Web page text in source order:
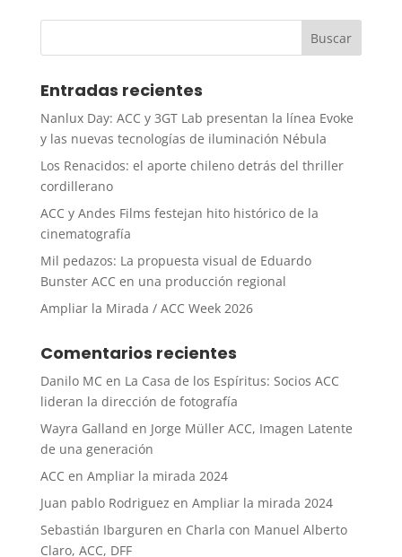
Entradas recientes
Nanlux Day: ACC y 3GT Lab presentan la línea Evoke
y las nuevas tecnologías de iluminación Nébula
Los Renacidos: el aporte chileno detrás del thriller
cordillerano
ACC y Andes Films festejan hito histórico de la
cinematografía
Mil pedazos: La propuesta visual de Eduardo
Bunster ACC en una producción regional
Ampliar la Mirada / ACC Week 2026
Comentarios recientes
Danilo MC en La Casa de los Espíritus: Socios ACC
lideran la dirección de fotografía
Wayra Galland en Jorge Müller ACC, Imagen Latente
de una generación
ACC en Ampliar la mirada 2024
Juan pablo Rodriguez en Ampliar la mirada 2024
Sebastián Ibarguren en Charla con Manuel Alberto
Claro, ACC, DFF